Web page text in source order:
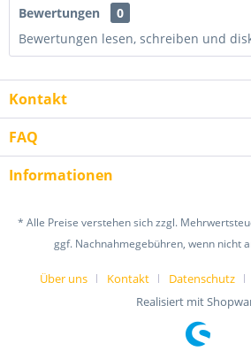
Bewertungen
0
Bewertungen lesen, schreiben und
Kontakt
FAQ
Informationen
* Alle Preise verstehen sich zzgl.
ggf. Nachnahmegebühren, wenn nicht
Über uns Kontakt Datenschutz
Realisiert mit